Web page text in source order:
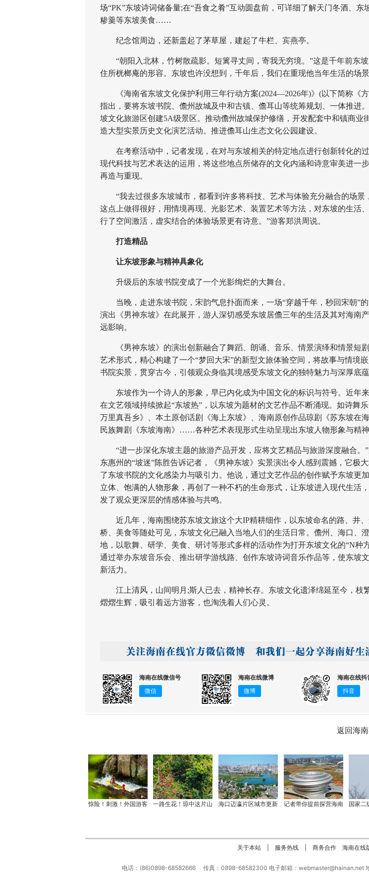
场“PK”东坡诗词储备量;在“吾食之肴”互动圆盘前，可详细了解天门冬酒、东
糁羹等东坡美食……
纪念馆周边，还新盖起了茅草屋，建起了牛栏、宾燕亭。
“朝阳入北林，竹树散疏影。短篱寻丈间，寄我无穷境。”这是千年前东
住所桄榔庵的形容。东坡也许没想到，千年后，我们在重现他当年生活的场景
《海南省东坡文化保护利用三年行动方案(2024—2026年)》(以下简称《方
指出，要将东坡书院、儋州故城及中和古镇、儋耳山等统筹规划、一体推进
坡文化旅游区创建5A级景区。推动儋州故城保护修缮，开发配套中和镇商业
造大型实景历史文化演艺活动。推进儋耳山生态文化公园建设。
在考察活动中，记者发现，在对与东坡相关的特定地点进行创新转化的过
现代科技与艺术表达的运用，将这些地点所储存的文化内涵和诗意审美进一步
再造与重现。
“我去过很多东坡城市，都看到许多将科技、艺术与体验充分融合的场景
这点上做得很好，用情境再现、光影艺术、装置艺术等方法，对东坡的生活
行了空间激活，虚实结合的体验场景更有诗意。”游客郑洪周说。
打造精品
让东坡形象与精神具象化
升级后的东坡书院变成了一个光影绚烂的大舞台。
当晚，走进东坡书院，宋韵气息扑面而来，一场“穿越千年，秒回宋朝”
演出《男神东坡》在此展开，游人深切感受东坡居儋三年的生活及其对海南
远影响。
《男神东坡》的演出创新融合了舞蹈、朗诵、音乐、情景演绎和情景短
艺术形式，精心构建了一个“梦回大宋”的新型文旅体验空间，将故事与情境
书院实景，贯穿古今，引领观众身临其境感受东坡文化的独特魅力与深厚底蕴
东坡作为一个诗人的形象，早已内化成为中国文化的标识与符号。近年
在文艺领域持续掀起“东坡热”，以东坡为题材的文艺作品不断涌现。如诗舞
万里真吾乡》、本土原创话剧《海上东坡》、海南原创作品琼剧《苏东坡在海
民族舞剧《东坡海南》……各种艺术表现形式生动呈现出东坡人物形象与精神
“进一步深化东坡主题的旅游产品开发，应将文艺精品与旅游深度融合。
东惠州的“坡迷”陈胜告诉记者，《男神东坡》实景演出令人感到震撼，它极
了东坡书院的文化感染力与吸引力。他说，通过文艺作品的创作赋予东坡更加
立体、饱满的人物形象，再创了一种不朽的生命形式，让东坡进入现代生活
发了观众更深层的情感体验与共鸣。
近几年，海南围绕苏东坡文旅这个大IP精耕细作，以东坡命名的路、井、
桥、美食等随处可见，东坡文化已融入当地人们的生活日常。儋州、海口、
地，以歌舞、研学、美食、研讨等形式多样的活动作为打开东坡文化的“N种方
通过举办东坡音乐会、推出研学游线路、创作东坡诗词音乐作品等，使东坡
新活力。
江上清风，山间明月;斯人已去，精神长存。东坡文化遗泽绵延至今，枝
熠熠生辉，吸引着远方游客，也淘洗着人们心灵。
海南在线微信号
微信
海南在线微博
微博
海南在线抖
抖音
返回海
惊险！刺激！外国游客 一路生花！琼中这片山 海口迈瀛片区城市更新 记者带你提前探营海南 国家二
关于本站| 服务热线| 商务合作 海南在线
电话：(86)0898-68582666 传真：0898-68582300 电子邮箱：webmaster@hainan.net